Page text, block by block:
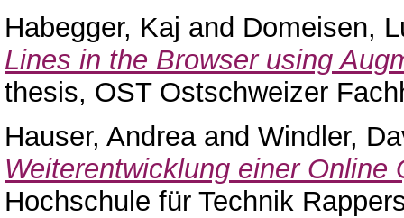
Habegger, Kaj and Domeisen,
Lines in the Browser using
thesis, OST Ostschweizer
Hauser, Andreaand Windler,
Weiterentwicklung einer Online
Hochschule für Technik